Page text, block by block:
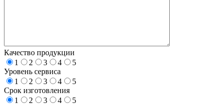
Качество продукции
1
2 3 4
5
Уровень сервиса
1
2 3 4
5
Срок изготовления
1
2 3 4
5